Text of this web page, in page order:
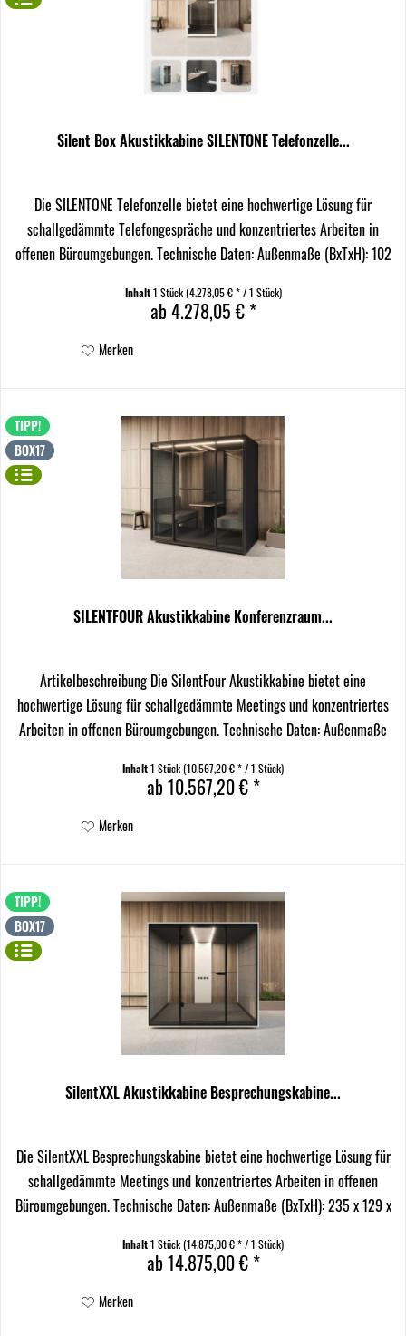
Silent Box Akustikkabine SILENTONE Telefonzelle...
Die SILENTONE Telefonzelle bietet eine hochwertige Lösung für
schallgedämmte Telefongespräche und konzentriertes Arbeiten in
offenen Büroumgebungen. Technische Daten: Außenmaße (BxTxH): 102
Inhalt1 Stück(4.278,05 € * / 1 Stück)
ab 4.278,05 € *
Merken
TIPP!
BOX17
SILENTFOUR Akustikkabine Konferenzraum...
Artikelbeschreibung Die SilentFour Akustikkabine bietet eine
hochwertige Lösung für schallgedämmte Meetings und konzentriertes
Arbeiten in offenen Büroumgebungen. Technische Daten: Außenmaße
Inhalt1 Stück(10.567,20 € * / 1 Stück)
ab 10.567,20 € *
Merken
TIPP!
BOX17
SilentXXL Akustikkabine Besprechungskabine...
Die SilentXXL Besprechungskabine bietet eine hochwertige Lösung für
schallgedämmte Meetings und konzentriertes Arbeiten in offenen
Büroumgebungen. Technische Daten: Außenmaße (BxTxH): 235 x 129 x
Inhalt1 Stück(14.875,00 € * / 1 Stück)
ab 14.875,00 € *
Merken